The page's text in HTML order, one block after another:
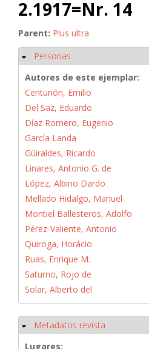
2.1917=Nr. 14
Parent: Plus ultra
Ocultar
Personas
Autores de este ejemplar:
Centurión, Emilio
Del Saz, Eduardo
Díaz Romero, Eugenio
García Landa
Güiraldes, Ricardo
Linares, Antonio G. de
López, Albino Dardo
Mellado Hidalgo, Manuel
Montiel Ballesteros, Adolfo
Pérez-Valiente, Antonio
Quiroga, Horácio
Ruas, Enrique M.
Saturno, Rojo de
Solar, Alberto del
Ocultar
Metadatos revista
Lugares: